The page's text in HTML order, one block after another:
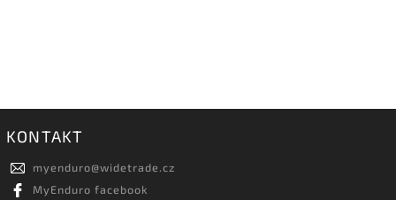
KONTAKT
myenduro@widetrade.cz
MyEnduro facebook